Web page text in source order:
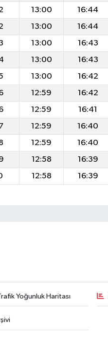
13:00 16:44
13:00 16:44
13:00 16:43
13:00 16:43
13:00 16:42
12:59 16:42
12:59 16:41
12:59 16:40
12:59 16:40
12:58 16:39
12:58 16:39
Yoğunluk Haritası